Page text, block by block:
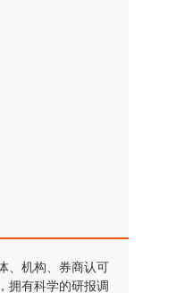
、机构、券商认可
拥有科学的研报调